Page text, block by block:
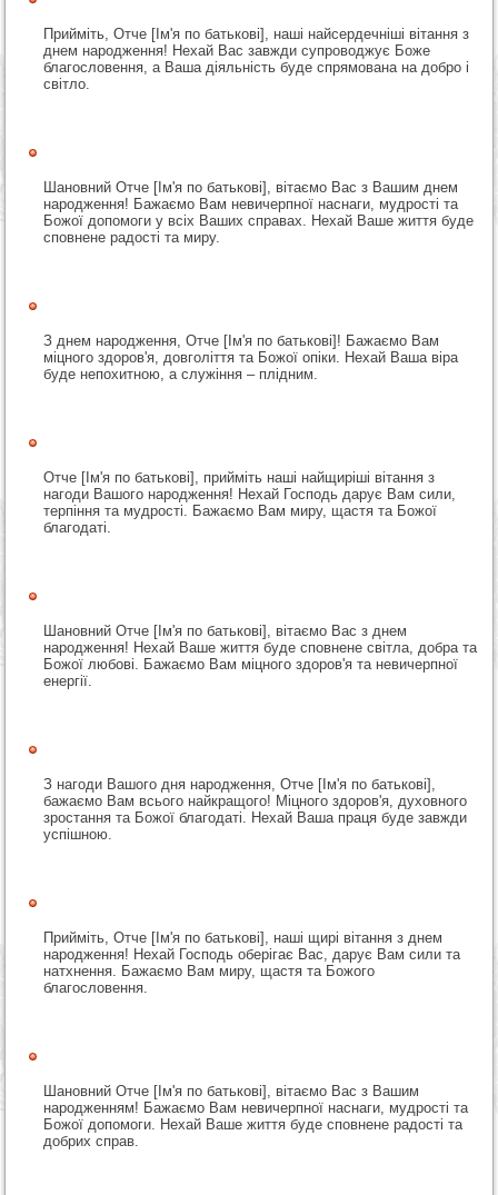
Прийміть, Отче [Ім'я по батькові], наші найсердечніші вітання з
днем народження! Нехай Вас завжди супроводжує Боже
благословення, а Ваша діяльність буде спрямована на добро і
світло.
Шановний Отче [Ім'я по батькові], вітаємо Вас з Вашим днем
народження! Бажаємо Вам невичерпної наснаги, мудрості та
Божої допомоги у всіх Ваших справах. Нехай Ваше життя буде
сповнене радості та миру.
З днем народження, Отче [Ім'я по батькові]! Бажаємо Вам
міцного здоров'я, довголіття та Божої опіки. Нехай Ваша віра
буде непохитною, а служіння – плідним.
Отче [Ім'я по батькові], прийміть наші найщиріші вітання з
нагоди Вашого народження! Нехай Господь дарує Вам сили,
терпіння та мудрості. Бажаємо Вам миру, щастя та Божої
благодаті.
Шановний Отче [Ім'я по батькові], вітаємо Вас з днем
народження! Нехай Ваше життя буде сповнене світла, добра та
Божої любові. Бажаємо Вам міцного здоров'я та невичерпної
енергії.
З нагоди Вашого дня народження, Отче [Ім'я по батькові],
бажаємо Вам всього найкращого! Міцного здоров'я, духовного
зростання та Божої благодаті. Нехай Ваша праця буде завжди
успішною.
Прийміть, Отче [Ім'я по батькові], наші щирі вітання з днем
народження! Нехай Господь оберігає Вас, дарує Вам сили та
натхнення. Бажаємо Вам миру, щастя та Божого
благословення.
Шановний Отче [Ім'я по батькові], вітаємо Вас з Вашим
народженням! Бажаємо Вам невичерпної наснаги, мудрості та
Божої допомоги. Нехай Ваше життя буде сповнене радості та
добрих справ.